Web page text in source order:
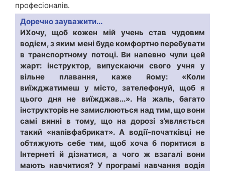
професіоналів.
Доречно зауважити...
ИХочу, щоб кожен мій учень став чудовим
водієм, з яким мені буде комфортно перебувати
в транспортному потоці. Ви напевно чули цей
жарт: інструктор, випускаючи свого учня у
вільне плавання, каже йому: «Коли
виїжджатимеш у місто, зателефонуй, щоб я
цього дня не виїжджав...». На жаль, багато
інструкторів не замислюються над тим, що вони
самі винні в тому, що на дорозі з’являється
такий «напівфабрикат». А водії-початківці не
обтяжують себе тим, щоб хоча б поритися в
Інтернеті й дізнатися, а чого ж взагалі вони
мають навчитися? У програмі навчання водія